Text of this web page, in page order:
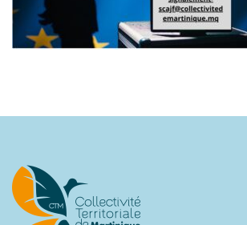
SIGNALER UNE FRAUDE